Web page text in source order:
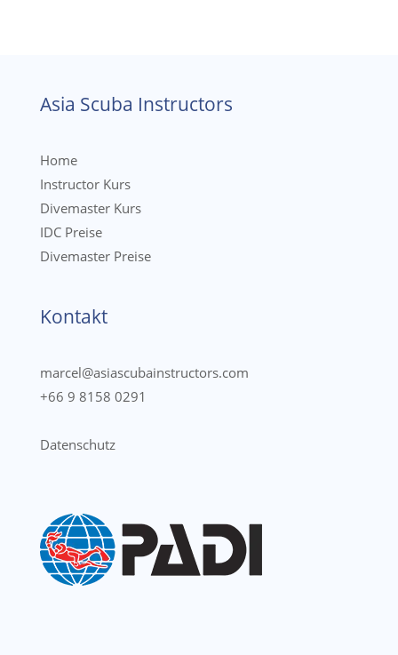
Asia Scuba Instructors
Home
Instructor Kurs
Divemaster Kurs
IDC Preise
Divemaster Preise
Kontakt
marcel@asiascubainstructors.com
+66 9 8158 0291
Datenschutz